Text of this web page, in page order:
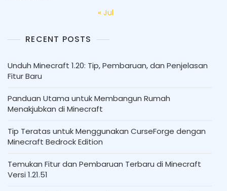
« Jul
RECENT POSTS
Unduh Minecraft 1.20: Tip, Pembaruan, dan Penjelasan
Fitur Baru
Panduan Utama untuk Membangun Rumah
Menakjubkan di Minecraft
Tip Teratas untuk Menggunakan CurseForge dengan
Minecraft Bedrock Edition
Temukan Fitur dan Pembaruan Terbaru di Minecraft
Versi 1.21.51